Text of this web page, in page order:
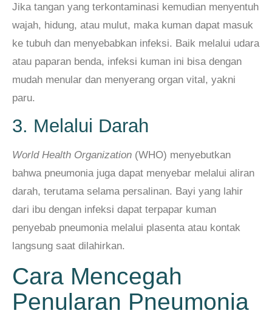
Jika tangan yang terkontaminasi kemudian menyentuh
wajah, hidung, atau mulut, maka kuman dapat masuk
ke tubuh dan menyebabkan infeksi. Baik melalui udara
atau paparan benda, infeksi kuman ini bisa dengan
mudah menular dan menyerang organ vital, yakni
paru.
3. Melalui Darah
World Health Organization (WHO) menyebutkan
bahwa pneumonia juga dapat menyebar melalui aliran
darah, terutama selama persalinan. Bayi yang lahir
dari ibu dengan infeksi dapat terpapar kuman
penyebab pneumonia melalui plasenta atau kontak
langsung saat dilahirkan.
Cara Mencegah
Penularan Pneumonia